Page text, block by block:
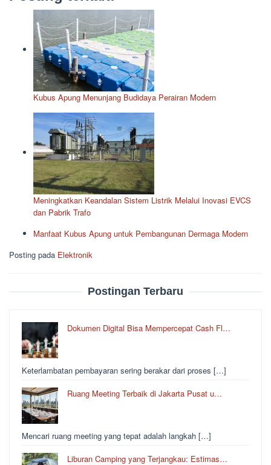
Kubus Apung Menunjang Budidaya Perairan Modern
Meningkatkan Keandalan Sistem Listrik Melalui Inovasi EVCS
dan Pabrik Trafo
Manfaat Kubus Apung untuk Pembangunan Dermaga Modern
Posting pada Elektronik
Postingan Terbaru
Dokumen Digital Bisa Mempercepat Cash Fl…
Keterlambatan pembayaran sering berakar dari proses […]
Ruang Meeting Terbaik di Jakarta Pusat u…
Mencari ruang meeting yang tepat adalah langkah […]
Liburan Camping yang Terjangkau: Estimas…